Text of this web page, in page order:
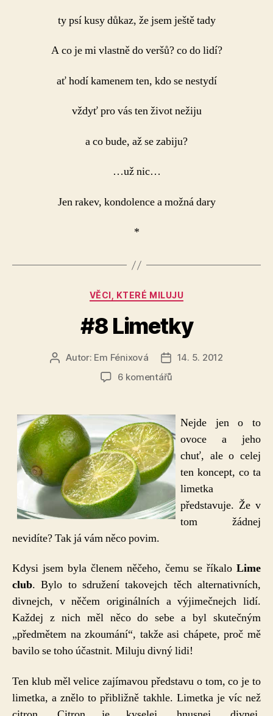
ty psí kusy důkaz, že jsem ještě tady
A co je mi vlastně do veršů? co do lidí?
ať hodí kamenem ten, kdo se nestydí
vždyť pro vás ten život nežiju
a co bude, až se zabiju?
…už nic…
Jen rakev, kondolence a možná dary
*
Rubriky
VĚCI, KTERÉ MILUJU
#8 Limetky
AutorAutor: Em Fénixová
Datum
příspěvku
14. 5. 2012
6 komentářů
názvem
#8
Limetky
Nejde jen o to
ovoce a jeho
chuť, ale o celej
ten koncept, co ta
limetka
představuje. Že v
tom žádnej
nevidíte? Tak já vám něco povim.
Kdysi jsem byla členem něčeho, čemu se říkalo Lime
club. Bylo to sdružení takovejch těch alternativních,
divnejch, v něčem originálních a výjimečnejch lidí.
Každej z nich měl něco do sebe a byl skutečným
„předmětem na zkoumání“, takže asi chápete, proč mě
bavilo se toho účastnit. Miluju divný lidi!
Ten klub měl velice zajímavou představu o tom, co je to
limetka, a znělo to přibližně takhle. Limetka je víc než